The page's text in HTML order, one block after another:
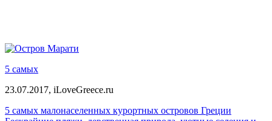
5 самых
23.07.2017, iLoveGreece.ru
5 самых малонаселенных курортных островов Греции